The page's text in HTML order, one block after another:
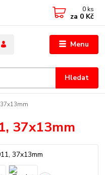
Menu
Hledat
0 ks
za 0 Kč
37x13mm